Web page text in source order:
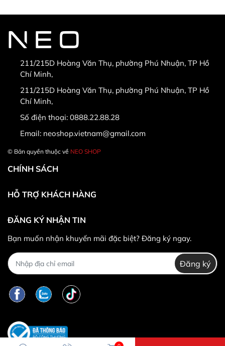
* Hàng được đổi trả khi:
Trường hợp không được đổi trả hàng:
211/215D Hoàng Văn Thụ, phường Phú Nhuận, TP Hồ
Chí Minh,
211/215D Hoàng Văn Thụ, phường Phú Nhuận, TP Hồ
Chí Minh,
Số điện thoại: 0888.22.88.28
Email: neoshop.vietnam@gmail.com
© Bản quyền thuộc về NEO SHOP
CHÍNH SÁCH
HỖ TRỢ KHÁCH HÀNG
ĐĂNG KÝ NHẬN TIN
Bạn muốn nhận khuyến mãi đặc biệt? Đăng ký ngay.
Đăng ký